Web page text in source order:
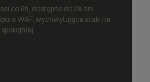
co 6h, dostępne do 28 dni
WAF, wychwytująca ataki na